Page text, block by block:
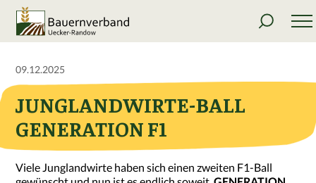
09.12.2025
JUNGLANDWIRTE-BALL
GENERATION F1
Viele Junglandwirte haben sich einen zweiten F1-Ball